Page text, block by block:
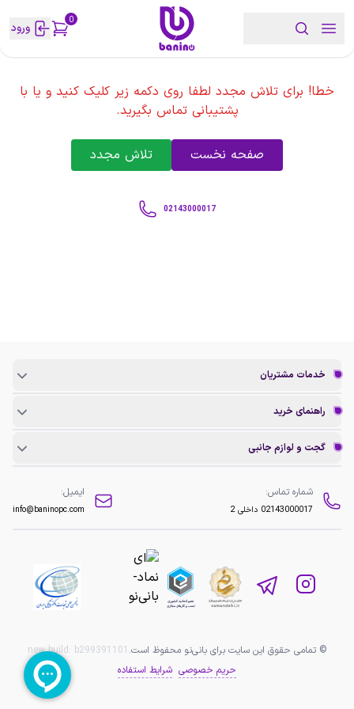
0 ورود
خطا! برای تلاش مجدد لطفا روی دکمه زیر کلیک کنید و یا با
پشتیبانی تماس بگیرید.
صفحه نخست تلاش مجدد
02143000017
خدمات مشتریان
راهنمای خرید
گجت و لوازم جانبی
شماره تماس:
02143000017 داخلی 2
ایمیل:
info@baninopc.com
© تمامی حقوق این سایت برای بانی‌نو محفوظ است. new build: b299391101
حریم خصوصی شرایط استفاده